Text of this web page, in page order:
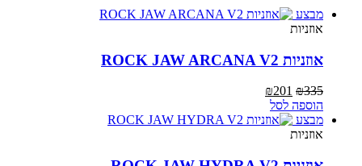
ליקר
מבצע
אוזניות
אוזניות ROCK JAW ARCANA V2
₪335
המחיר
המקורי
היה:
₪335.
₪201
הוא:
הוספה לסל
מבצע
אוזניות